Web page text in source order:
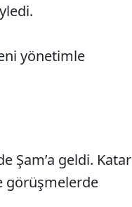
yönetimle
Şam’a geldi. Katar
görüşmelerde